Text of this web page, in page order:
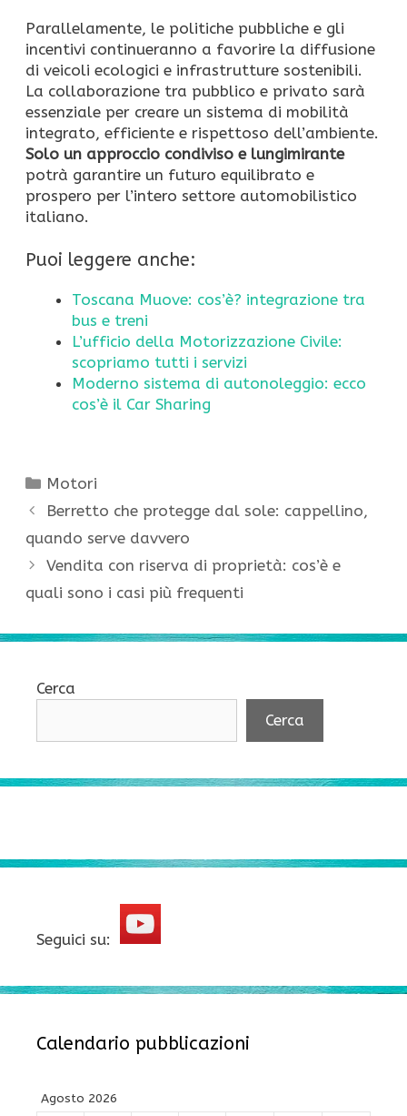
Parallelamente, le politiche pubbliche e gli
incentivi continueranno a favorire la diffusione
di veicoli ecologici e infrastrutture sostenibili.
La collaborazione tra pubblico e privato sarà
essenziale per creare un sistema di mobilità
integrato, efficiente e rispettoso dell’ambiente.
Solo un approccio condiviso e lungimirante
potrà garantire un futuro equilibrato e
prospero per l’intero settore automobilistico
italiano.
Puoi leggere anche:
Toscana Muove: cos’è? integrazione tra
bus e treni
L’ufficio della Motorizzazione Civile:
scopriamo tutti i servizi
Moderno sistema di autonoleggio: ecco
cos’è il Car Sharing
Categorie
Motori
Berretto che protegge dal sole: cappellino,
quando serve davvero
Vendita con riserva di proprietà: cos’è e
quali sono i casi più frequenti
Cerca
Cerca
Seguici su:
Calendario pubblicazioni
Agosto 2026